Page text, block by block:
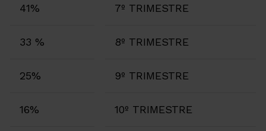
41% 7º TRIMESTRE
33 % 8º TRIMESTRE
25% 9º TRIMESTRE
16% 10º TRIMESTRE